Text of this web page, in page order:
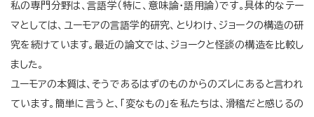
私の専門分野は、言語学（特に、意味論・語用論）です。具体的なテー
マとしては、ユーモアの言語学的研究、とりわけ、ジョークの構造の研
究を続けています。最近の論文では、ジョークと怪談の構造を比較し
ました。
ユーモアの本質は、そうであるはずのものからのズレにあると言われ
ています。簡単に言うと、「変なもの」を私たちは、滑稽だと感じるの